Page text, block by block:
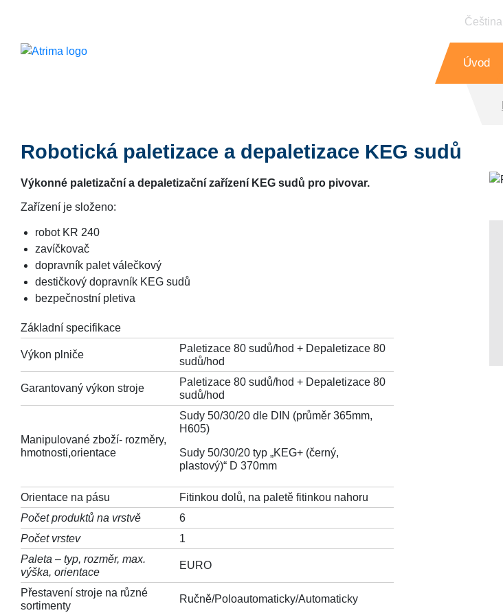
Čeština
Úvod
Robotická paletizace a depaletizace KEG sudů
Výkonné paletizační a depaletizační zařízení KEG sudů pro pivovar.
Zařízení je složeno:
robot KR 240
zavíčkovač
dopravník palet válečkový
destičkový dopravník KEG sudů
bezpečnostní pletiva
Základní specifikace
Výkon plniče
Paletizace 80 sudů/hod + Depaletizace 80
sudů/hod
Garantovaný výkon stroje
Paletizace 80 sudů/hod + Depaletizace 80
sudů/hod
Manipulované zboží- rozměry,
hmotnosti,orientace
Sudy 50/30/20 dle DIN (průměr 365mm,
H605)
Sudy 50/30/20 typ „KEG+ (černý,
plastový)“ D 370mm
Orientace na pásu
Fitinkou dolů, na paletě fitinkou nahoru
Počet produktů na vrstvě
6
Počet vrstev
1
Paleta – typ, rozměr, max.
výška, orientace
EURO
Přestavení stroje na různé
sortimenty
Ručně/Poloautomaticky/Automaticky